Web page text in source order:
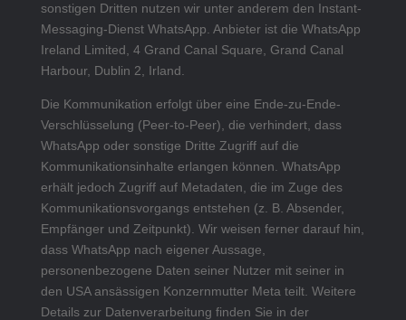
sonstigen Dritten nutzen wir unter anderem den Instant-
Messaging-Dienst WhatsApp. Anbieter ist die WhatsApp
Ireland Limited, 4 Grand Canal Square, Grand Canal
Harbour, Dublin 2, Irland.
Die Kommunikation erfolgt über eine Ende-zu-Ende-
Verschlüsselung (Peer-to-Peer), die verhindert, dass
WhatsApp oder sonstige Dritte Zugriff auf die
Kommunikationsinhalte erlangen können. WhatsApp
erhält jedoch Zugriff auf Metadaten, die im Zuge des
Kommunikationsvorgangs entstehen (z. B. Absender,
Empfänger und Zeitpunkt). Wir weisen ferner darauf hin,
dass WhatsApp nach eigener Aussage,
personenbezogene Daten seiner Nutzer mit seiner in
den USA ansässigen Konzernmutter Meta teilt. Weitere
Details zur Datenverarbeitung finden Sie in der